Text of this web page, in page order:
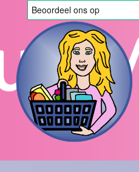
door
naar
navigatie
de
inhoud
Home